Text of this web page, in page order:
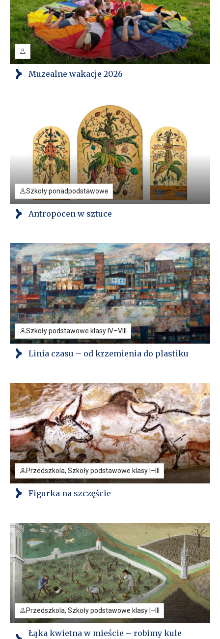
Muzealne wakacje 2026
Szkoły ponadpodstawowe
Antropocen w sztuce
Szkoły podstawowe klasy IV–VIII
Linia czasu – od krzemienia do plastiku
Przedszkola, Szkoły podstawowe klasy I–III
Figurka na szczęście
Przedszkola, Szkoły podstawowe klasy I–III
Łąka kwietna w mieście – robimy kule